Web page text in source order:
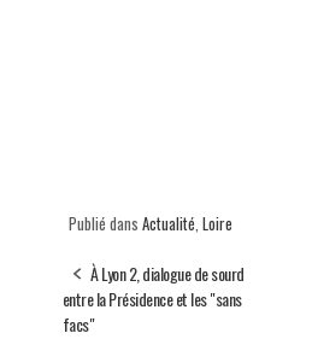
Publié dans Actualité, Loire
À Lyon 2, dialogue de sourd
entre la Présidence et les "sans
facs"